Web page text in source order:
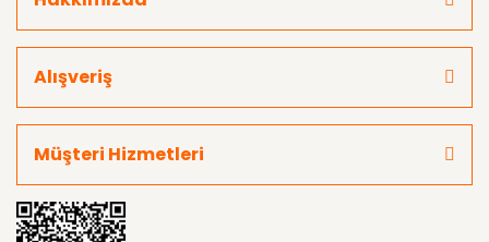
Alışveriş
Müşteri Hizmetleri